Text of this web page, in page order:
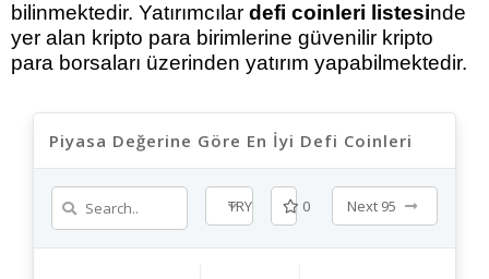
bilinmektedir. Yatırımcılar defi coinleri listesinde
yer alan kripto para birimlerine güvenilir kripto
para borsaları üzerinden yatırım yapabilmektedir.
Piyasa Değerine Göre En İyi Defi Coinleri ​
TRY 0 Next 95